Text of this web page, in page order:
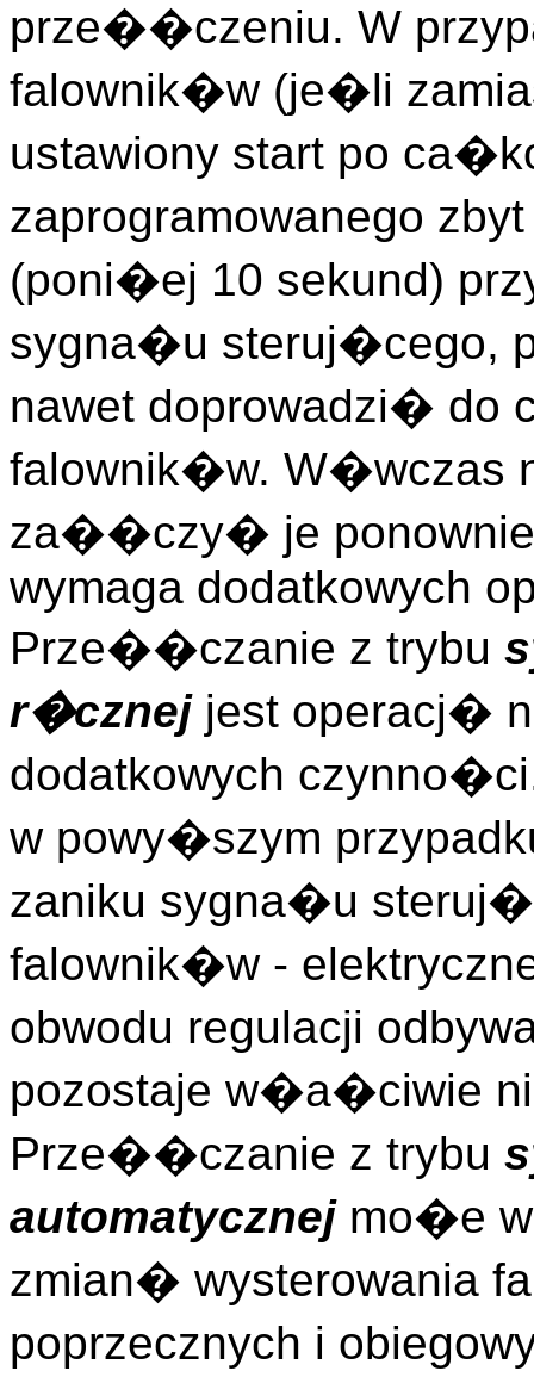
prze��czeniu. W
falownik�w (je�li
ustawiony start po
zaprogramowanego
(poni�ej 10 sekund)
sygna�u steruj�cego,
nawet doprowadzi� do
falownik�w. W�wczas
za��czy� je
wymaga dodatkowych
Prze��czanie z trybu
r�cznejjest operacj�
dodatkowych
w powy�szym
zaniku sygna�u
falownik�w -
obwodu regulacji
pozostaje w�a�ciwie
Prze��czanie z trybu
automatycznejmo�e
zmian� wysterowania
poprzecznych i